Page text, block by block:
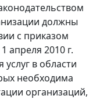
должны
с приказом
апреля 2010 г.
в области
необходима
организаций,